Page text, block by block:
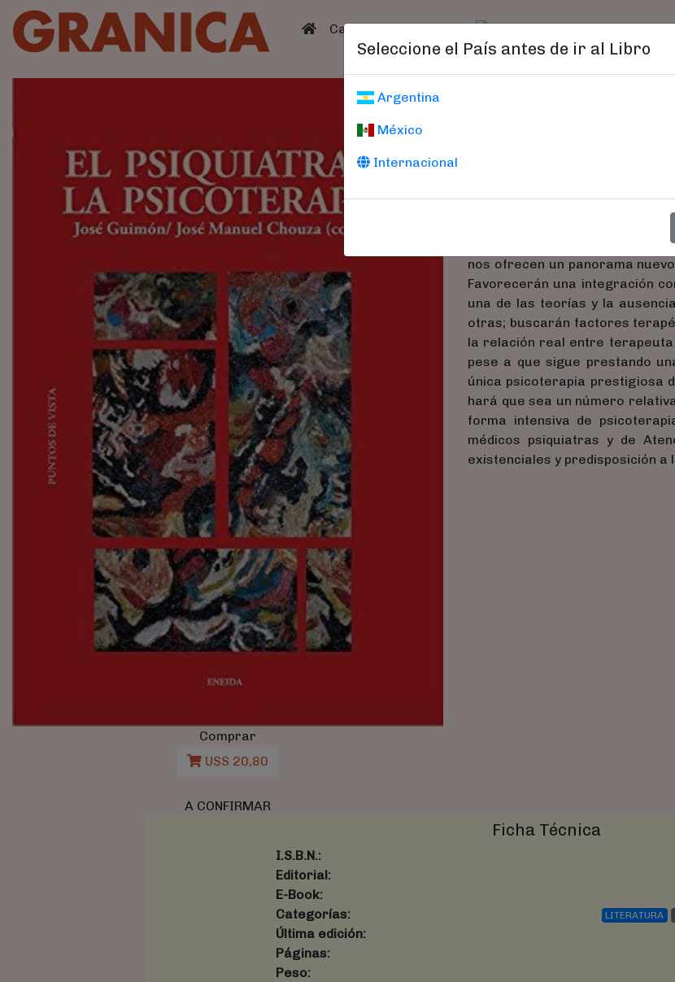
(current)
Catálogo Catálogo
Seleccione el País antes de ir al Libro
Argentina
México
Internacional
Comprar
U$S 20,80
A CONFIRMAR
Psiquiatra
Hay opiniones que sostienen
desaparición, dado que se
comportamental, confiando
psicológicos del sufrimiento
nos ofrecen un panorama
Favorecerán una integración
una de las teorías y la
otras; buscarán factores
la relación real entre terapeuta
pese a que sigue prestando
única psicoterapia prestigiosa
hará que sea un número
forma intensiva de
médicos psiquiatras y de
existenciales y predisposición a
Ficha Técnica
I.S.B.N.:
Editorial:
E-Book:
Categorías:
LITERATURA
Última edición:
Páginas:
Peso: